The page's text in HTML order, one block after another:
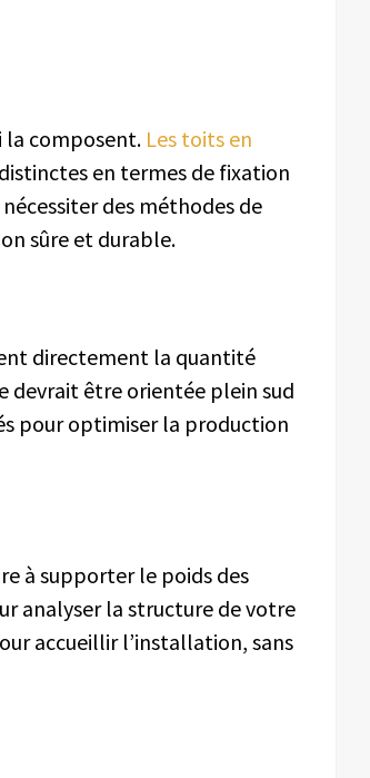
la composent. Les toits en
en termes de fixation
des méthodes de
sûre et durable.
directement la quantité
devrait être orientée plein sud
pour optimiser la production
à supporter le poids des
analyser la structure de votre
accueillir l’installation, sans